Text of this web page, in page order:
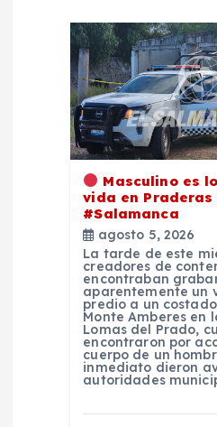
Masculino es
vida en Praderas
#Salamanca
agosto 5, 2026
La tarde de este
creadores de
encontraban
aparentemente un
predio a un
Monte Amberes en
Lomas del Prado,
encontraron por
cuerpo de un
inmediato dieron
autoridades